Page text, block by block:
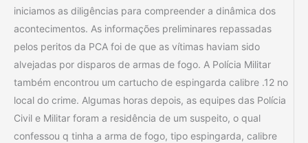
iniciamos as diligências para compreender a dinâmica dos
acontecimentos. As informações preliminares repassadas
pelos peritos da PCA foi de que as vítimas haviam sido
alvejadas por disparos de armas de fogo. A Polícia Militar
também encontrou um cartucho de espingarda calibre .12 no
local do crime. Algumas horas depois, as equipes das Polícia
Civil e Militar foram a residência de um suspeito, o qual
confessou q tinha a arma de fogo, tipo espingarda, calibre